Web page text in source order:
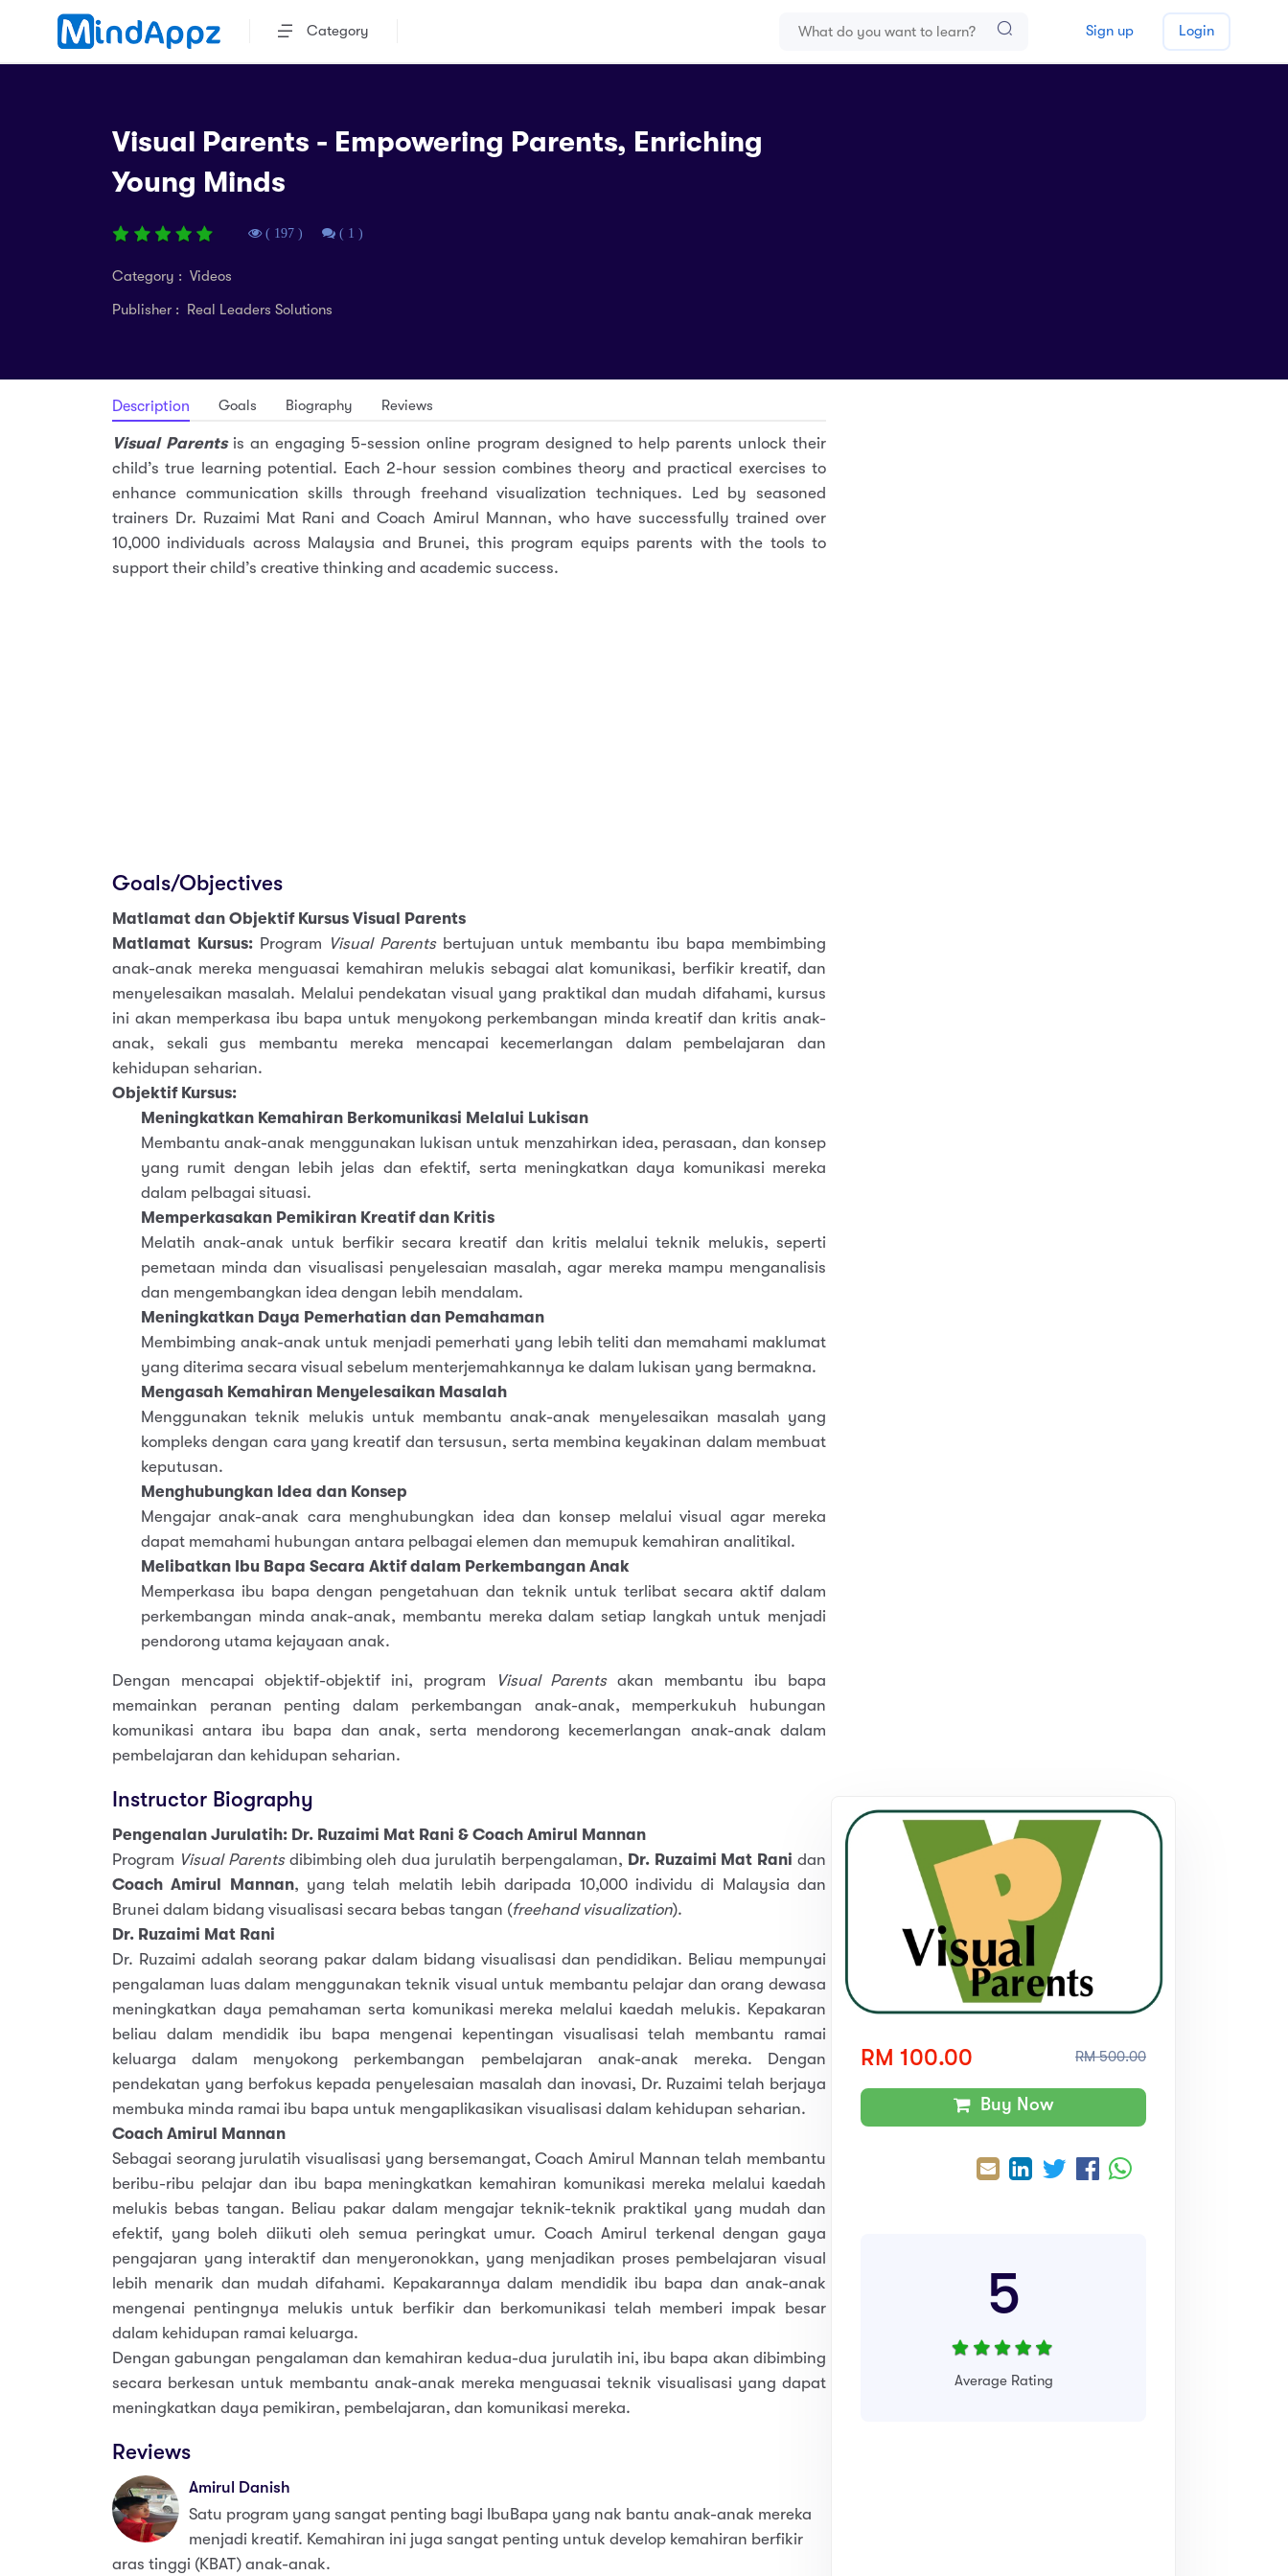
Category Sign up Login
Visual Parents - Empowering Parents, Enriching
Young Minds
( 197 ) ( 1 )
Category : Videos
Publisher : Real Leaders Solutions
RM 100.00 RM 500.00
Buy Now
5
Average Rating
Description Goals Biography Reviews
Visual Parentsis an engaging 5-session online program designed to help parents unlock their
child’s true learning potential. Each 2-hour session combines theory and practical exercises to
enhance communication skills through freehand visualization techniques. Led by seasoned
trainers Dr. Ruzaimi Mat Rani and Coach Amirul Mannan, who have successfully trained over
10,000 individuals across Malaysia and Brunei, this program equips parents with the tools to
support their child’s creative thinking and academic success.
Goals/Objectives
Matlamat dan Objektif Kursus Visual Parents
Matlamat Kursus:Program Visual Parentsbertujuan untuk membantu ibu bapa membimbing
anak-anak mereka menguasai kemahiran melukis sebagai alat komunikasi, berfikir kreatif, dan
menyelesaikan masalah. Melalui pendekatan visual yang praktikal dan mudah difahami, kursus
ini akan memperkasa ibu bapa untuk menyokong perkembangan minda kreatif dan kritis anak-
anak, sekali gus membantu mereka mencapai kecemerlangan dalam pembelajaran dan
kehidupan seharian.
Objektif Kursus:
Meningkatkan Kemahiran Berkomunikasi Melalui Lukisan
Membantu anak-anak menggunakan lukisan untuk menzahirkan idea, perasaan, dan konsep
yang rumit dengan lebih jelas dan efektif, serta meningkatkan daya komunikasi mereka
dalam pelbagai situasi.
Memperkasakan Pemikiran Kreatif dan Kritis
Melatih anak-anak untuk berfikir secara kreatif dan kritis melalui teknik melukis, seperti
pemetaan minda dan visualisasi penyelesaian masalah, agar mereka mampu menganalisis
dan mengembangkan idea dengan lebih mendalam.
Meningkatkan Daya Pemerhatian dan Pemahaman
Membimbing anak-anak untuk menjadi pemerhati yang lebih teliti dan memahami maklumat
yang diterima secara visual sebelum menterjemahkannya ke dalam lukisan yang bermakna.
Mengasah Kemahiran Menyelesaikan Masalah
Menggunakan teknik melukis untuk membantu anak-anak menyelesaikan masalah yang
kompleks dengan cara yang kreatif dan tersusun, serta membina keyakinan dalam membuat
keputusan.
Menghubungkan Idea dan Konsep
Mengajar anak-anak cara menghubungkan idea dan konsep melalui visual agar mereka
dapat memahami hubungan antara pelbagai elemen dan memupuk kemahiran analitikal.
Melibatkan Ibu Bapa Secara Aktif dalam Perkembangan Anak
Memperkasa ibu bapa dengan pengetahuan dan teknik untuk terlibat secara aktif dalam
perkembangan minda anak-anak, membantu mereka dalam setiap langkah untuk menjadi
pendorong utama kejayaan anak.
Dengan mencapai objektif-objektif ini, program Visual Parentsakan membantu ibu bapa
memainkan peranan penting dalam perkembangan anak-anak, memperkukuh hubungan
komunikasi antara ibu bapa dan anak, serta mendorong kecemerlangan anak-anak dalam
pembelajaran dan kehidupan seharian.
Instructor Biography
Pengenalan Jurulatih: Dr. Ruzaimi Mat Rani & Coach Amirul Mannan
Program Visual Parentsdibimbing oleh dua jurulatih berpengalaman, Dr. Ruzaimi Mat Rani dan
Coach Amirul Mannan, yang telah melatih lebih daripada 10,000 individu di Malaysia dan
Brunei dalam bidang visualisasi secara bebas tangan (freehand visualization).
Dr. Ruzaimi Mat Rani
Dr. Ruzaimi adalah seorang pakar dalam bidang visualisasi dan pendidikan. Beliau mempunyai
pengalaman luas dalam menggunakan teknik visual untuk membantu pelajar dan orang dewasa
meningkatkan daya pemahaman serta komunikasi mereka melalui kaedah melukis. Kepakaran
beliau dalam mendidik ibu bapa mengenai kepentingan visualisasi telah membantu ramai
keluarga dalam menyokong perkembangan pembelajaran anak-anak mereka. Dengan
pendekatan yang berfokus kepada penyelesaian masalah dan inovasi, Dr. Ruzaimi telah berjaya
membuka minda ramai ibu bapa untuk mengaplikasikan visualisasi dalam kehidupan seharian.
Coach Amirul Mannan
Sebagai seorang jurulatih visualisasi yang bersemangat, Coach Amirul Mannan telah membantu
beribu-ribu pelajar dan ibu bapa meningkatkan kemahiran komunikasi mereka melalui kaedah
melukis bebas tangan. Beliau pakar dalam mengajar teknik-teknik praktikal yang mudah dan
efektif, yang boleh diikuti oleh semua peringkat umur. Coach Amirul terkenal dengan gaya
pengajaran yang interaktif dan menyeronokkan, yang menjadikan proses pembelajaran visual
lebih menarik dan mudah difahami. Kepakarannya dalam mendidik ibu bapa dan anak-anak
mengenai pentingnya melukis untuk berfikir dan berkomunikasi telah memberi impak besar
dalam kehidupan ramai keluarga.
Dengan gabungan pengalaman dan kemahiran kedua-dua jurulatih ini, ibu bapa akan dibimbing
secara berkesan untuk membantu anak-anak mereka menguasai teknik visualisasi yang dapat
meningkatkan daya pemikiran, pembelajaran, dan komunikasi mereka.
Reviews
Amirul Danish
Satu program yang sangat penting bagi IbuBapa yang nak bantu anak-anak mereka
menjadi kreatif. Kemahiran ini juga sangat penting untuk develop kemahiran berfikir
aras tinggi (KBAT) anak-anak.